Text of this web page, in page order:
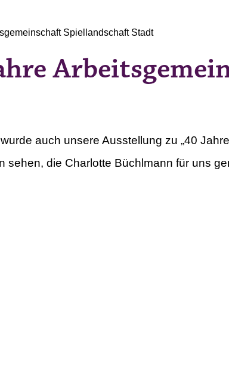
Spiellandschaft Stadt
auch unsere Ausstellung zu „40
sehen, die Charlotte Büchlmann für uns